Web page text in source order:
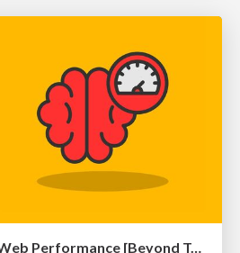
The Psychology of Web Performance [Beyond Tellerrand 2023]